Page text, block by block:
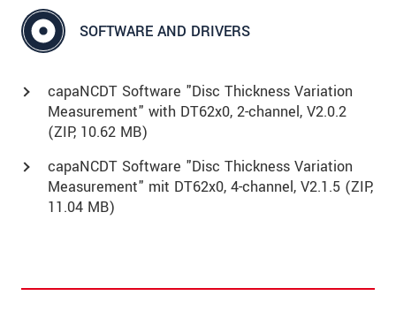
SOFTWARE AND DRIVERS
capaNCDT Software "Disc Thickness Variation
Measurement" with DT62x0, 2-channel, V2.0.2
(ZIP, 10.62 MB)
capaNCDT Software "Disc Thickness Variation
Measurement" mit DT62x0, 4-channel, V2.1.5 (ZIP,
11.04 MB)